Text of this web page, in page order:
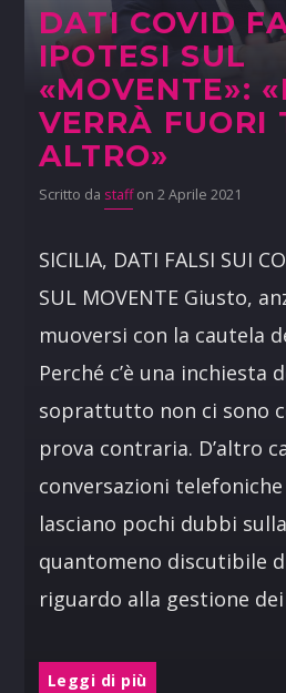
DATI COVID
IPOTESI SUL
«MOVENTE»:
VERRÀ FUORI
ALTRO»
Scritto da staffon 2 Aprile 2021
SICILIA, DATI FALSI SUI
SUL MOVENTE Giusto,
muoversi con la cautela
Perché c’è una inchiesta
soprattutto non ci sono
prova contraria. D’altro
conversazioni
lasciano pochi dubbi
quantomeno discutibile
riguardo alla gestione
Leggi di più